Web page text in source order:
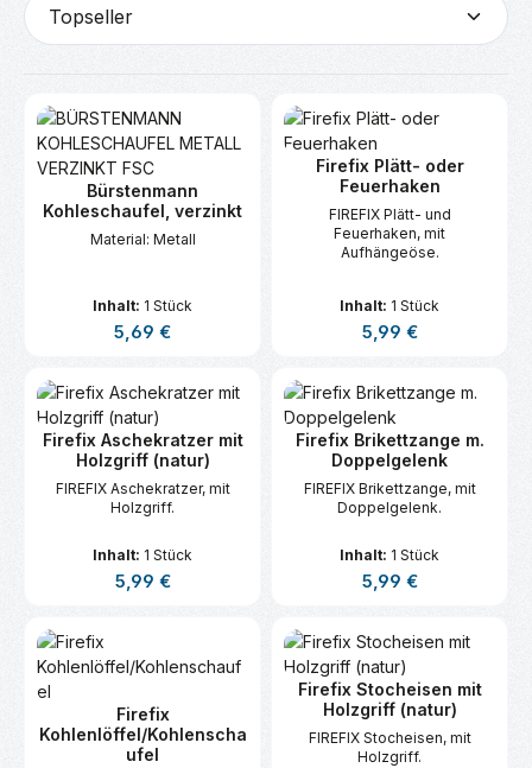
Bürstenmann
Kohleschaufel, verzinkt
Material: Metall
Inhalt: 1 Stück
Regulärer Preis:
5,69 €
Firefix Plätt- oder
Feuerhaken
FIREFIX Plätt- und
Feuerhaken, mit
Aufhängeöse.
Inhalt: 1 Stück
Regulärer Preis:
5,99 €
Firefix Aschekratzer mit
Holzgriff (natur)
FIREFIX Aschekratzer, mit
Holzgriff.
Inhalt: 1 Stück
Regulärer Preis:
5,99 €
Firefix Brikettzange m.
Doppelgelenk
FIREFIX Brikettzange, mit
Doppelgelenk.
Inhalt: 1 Stück
Regulärer Preis:
5,99 €
Firefix
Kohlenlöffel/Kohlenscha
ufel
Firefix Stocheisen mit
Holzgriff (natur)
FIREFIX Stocheisen, mit
Holzgriff.